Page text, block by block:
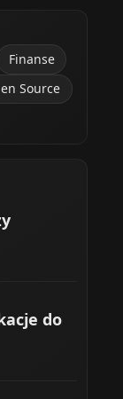
Finanse
Source
do